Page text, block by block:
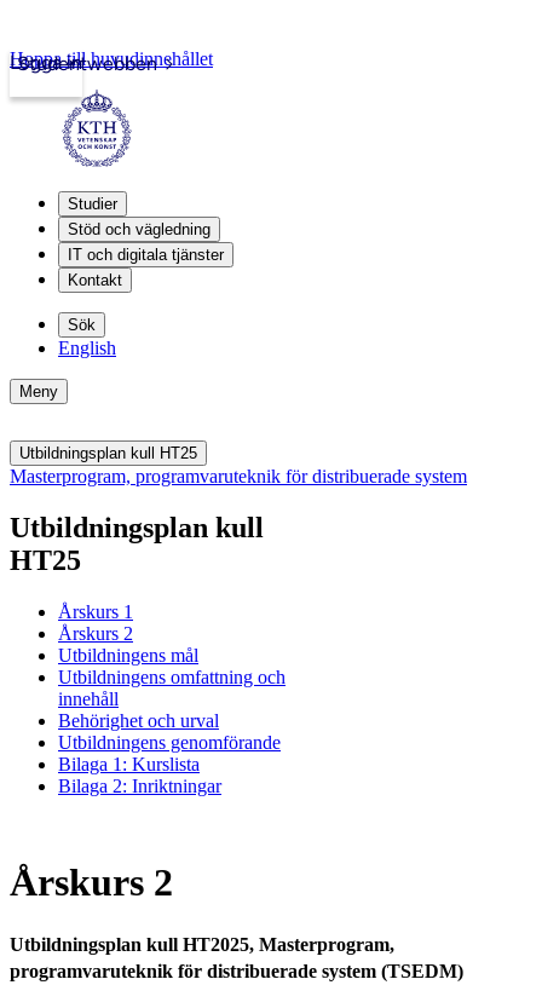
Studentwebben
Logga in
Hoppa till huvudinnehållet
Studier
Stöd och vägledning
IT och digitala tjänster
Kontakt
Sök
English
Meny
Utbildningsplan kull HT25
Masterprogram, programvaruteknik för distribuerade system
Utbildningsplan kull
HT25
Årskurs 1
Årskurs 2
Utbildningens mål
Utbildningens omfattning och
innehåll
Behörighet och urval
Utbildningens genomförande
Bilaga 1: Kurslista
Bilaga 2: Inriktningar
Årskurs 2
Utbildningsplan kull HT2025, Masterprogram,
programvaruteknik för distribuerade system (TSEDM)